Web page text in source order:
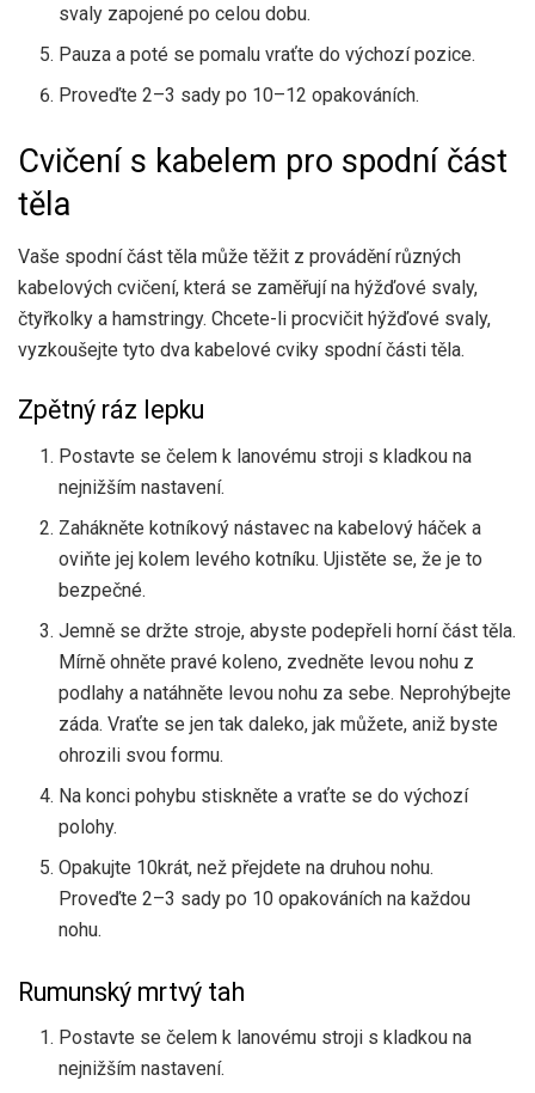
svaly zapojené po celou dobu.
Pauza a poté se pomalu vraťte do výchozí pozice.
Proveďte 2–3 sady po 10–12 opakováních.
Cvičení s kabelem pro spodní část
těla
Vaše spodní část těla může těžit z provádění různých
kabelových cvičení, která se zaměřují na hýžďové svaly,
čtyřkolky a hamstringy. Chcete-li procvičit hýžďové svaly,
vyzkoušejte tyto dva kabelové cviky spodní části těla.
Zpětný ráz lepku
Postavte se čelem k lanovému stroji s kladkou na
nejnižším nastavení.
Zahákněte kotníkový nástavec na kabelový háček a
oviňte jej kolem levého kotníku. Ujistěte se, že je to
bezpečné.
Jemně se držte stroje, abyste podepřeli horní část těla.
Mírně ohněte pravé koleno, zvedněte levou nohu z
podlahy a natáhněte levou nohu za sebe. Neprohýbejte
záda. Vraťte se jen tak daleko, jak můžete, aniž byste
ohrozili svou formu.
Na konci pohybu stiskněte a vraťte se do výchozí
polohy.
Opakujte 10krát, než přejdete na druhou nohu.
Proveďte 2–3 sady po 10 opakováních na každou
nohu.
Rumunský mrtvý tah
Postavte se čelem k lanovému stroji s kladkou na
nejnižším nastavení.